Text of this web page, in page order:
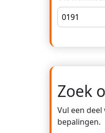
Zoek
Vul een
bepalingen.